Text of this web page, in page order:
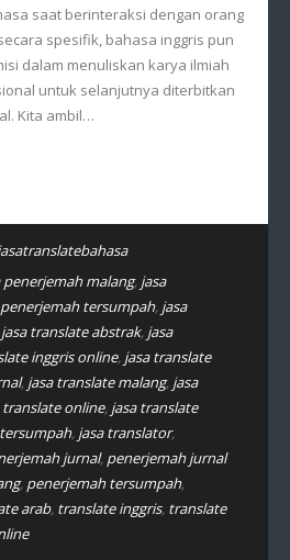
saat berinteraksi dengan orang
spesifik, bahasa inggris pun
dalam menuliskan karya ilmiah
untuk selanjutnya diterbitkan
Kita ambil…
penerjemah malang, jasa
tersumpah, jasa
jasa translate abstrak, jasa
inggris online, jasa translate
, jasa translate malang, jasa
translate online, jasa translate
, jasa translator,
jurnal, penerjemah jurnal
, penerjemah tersumpah,
arab, translate inggris, translate